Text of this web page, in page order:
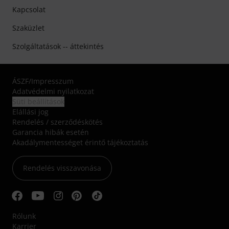
Kapcsolat
Szaküzlet
Szolgáltatások -- áttekintés
ÁSZF/Impresszum
Adatvédelmi nyilatkozat
Elállási jog
Rendelés / szerződéskötés
Garancia hibák esetén
Akadálymentességet érintő tájékoztatás
Rendelés visszavonása
Rólunk
Karrier